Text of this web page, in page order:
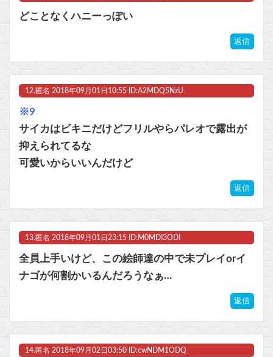
どことなくハニーっぽい
返信
12. 匿名 2018年09月01日10:55 ID:A2MDQ5NzU
※9
サイカはビキニだけどフリルやらパレオで露出が
抑えられてるな
可愛いからいいんだけど
返信
13. 匿名 2018年09月01日23:15 ID:M0MDI3ODI
全員上手いけど、この絵師達の中で未プレイorイ
ナゴが何割かいるんだろうなぁ…
返信
14. 匿名 2018年09月02日03:50 ID:cwNDM1ODQ